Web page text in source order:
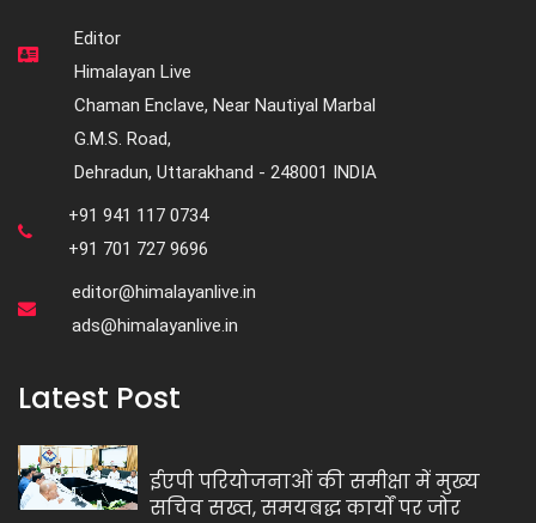
Editor
Himalayan Live
Chaman Enclave, Near Nautiyal Marbal
G.M.S. Road,
Dehradun, Uttarakhand - 248001 INDIA
+91 941 117 0734
+91 701 727 9696
editor@himalayanlive.in
ads@himalayanlive.in
Latest Post
ईएपी परियोजनाओं की समीक्षा में मुख्य
सचिव सख्त, समयबद्ध कार्यों पर जोर